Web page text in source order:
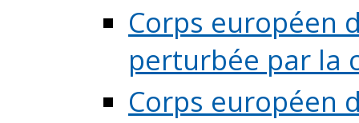
Corps européen
perturbée par la
Corps européen